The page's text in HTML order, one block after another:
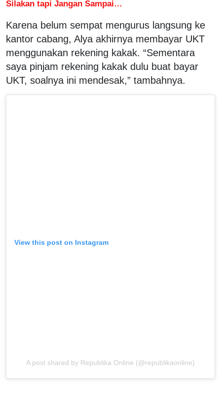
Silakan tapi Jangan Sampai…
Karena belum sempat mengurus langsung ke
kantor cabang, Alya akhirnya membayar UKT
menggunakan rekening kakak. “Sementara
saya pinjam rekening kakak dulu buat bayar
UKT, soalnya ini mendesak,” tambahnya.
View this post on Instagram
A post shared by Republika Online (@republikaonline)